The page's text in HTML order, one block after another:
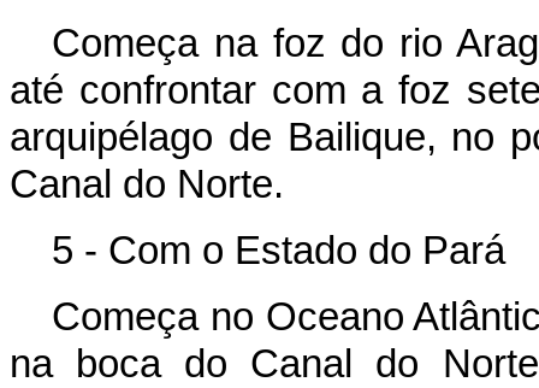
Começa na foz do rio
até confrontar com a foz
arquipélago de Bailique, no
Canal do Norte.
5 - Com o Estado do Pará
Começa no Oceano
na boca do Canal do